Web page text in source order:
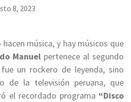
8, 2023
música, y hay músicos que
Manuel pertenece al segundo
un rockero de leyenda, sino
de la televisión peruana, que
el recordado programa “Disco